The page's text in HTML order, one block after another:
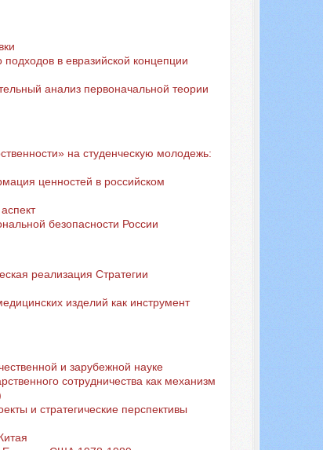
подходов в евразийской концепции
анализ первоначальной теории
на студенческую молодежь:
ценностей в российском
безопасности России
реализация Стратегии
изделий как инструмент
и зарубежной науке
сотрудничества как механизм
и стратегические перспективы